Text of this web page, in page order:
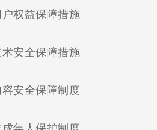
权益保障措施(current)
安全保障措施(current)
安全保障制度
年人保护制度